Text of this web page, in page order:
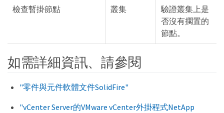
檢查暫掛節點 叢集
驗證叢集上是
否沒有擱置的
節點。
如需詳細資訊、請參閱
"零件與元件軟體文件SolidFire"
"vCenter Server的VMware vCenter外掛程式NetApp